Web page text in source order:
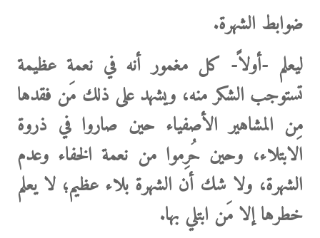
ضوابط الشهرة.
ليعلم -أولاً- كل مغمور أنه في نعمة عظيمة
تستوجب الشكر منه، ويشهد على ذلك مَن فقدها
مِن المشاهير الأصفياء حين صاروا في ذروة
الابتلاء، وحين حُرِموا من نعمة الخفاء وعدم
الشهرة، ولا شك أن الشهرة بلاء عظيم؛ لا يعلم
خطرها إلا مَن ابتلي بها.